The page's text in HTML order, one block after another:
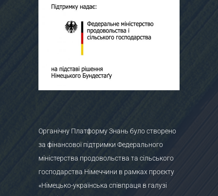
Органічну Платформу Знань було створено
за фінансової підтримки Федерального
міністерства продовольства та сільського
господарства Німеччини в рамках проєкту
«Німецько-українська співпраця в галузі